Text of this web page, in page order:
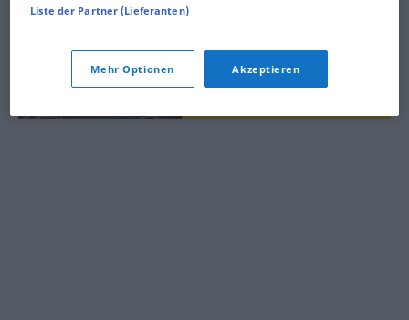
Liste der Partner (Lieferanten)
Mehr Optionen Akzeptieren